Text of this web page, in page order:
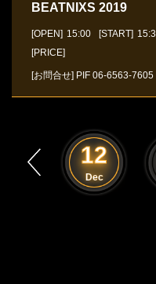
BEATNIXS 2019
[OPEN] 15:00 [START]
[PRICE]
[お問合せ] PIF 06-6563-7605
12
Dec